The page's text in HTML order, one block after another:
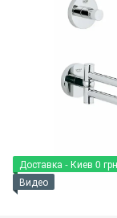
Доставка - Киев 0
Видео